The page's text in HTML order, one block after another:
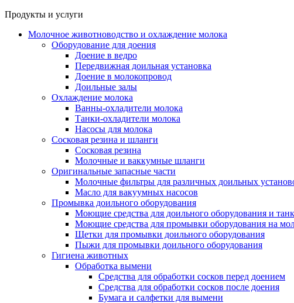
Продукты и услуги
Молочное животноводство и охлаждение молока
Оборудование для доения
Доение в ведро
Передвижная доильная установка
Доение в молокопровод
Доильные залы
Охлаждение молока
Ванны-охладители молока
Танки-охладители молока
Насосы для молока
Сосковая резина и шланги
Сосковая резина
Молочные и ваккумные шланги
Оригинальные запасные части
Молочные фильтры для различных доильных
Масло для вакуумных насосов
Промывка доильного оборудования
Моющие средства для доильного оборудования и
Моющие средства для промывки оборудования на
Щетки для промывки доильного оборудования
Пыжи для промывки доильного оборудования
Гигиена животных
Обработка вымени
Средства для обработки сосков перед доением
Средства для обработки сосков после доения
Бумага и салфетки для вымени